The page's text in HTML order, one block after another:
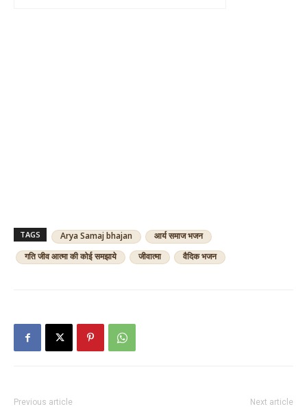
TAGS Arya Samaj bhajan
आर्य समाज भजन
गति जीव आत्मा की कोई समझाये
जीवात्मा वैदिक भजन
Previous article Next article